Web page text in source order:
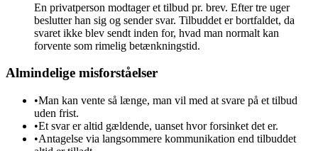
En privatperson modtager et tilbud pr. brev. Efter tre uger
beslutter han sig og sender svar. Tilbuddet er bortfaldet, da
svaret ikke blev sendt inden for, hvad man normalt kan
forvente som rimelig betænkningstid.
Almindelige misforståelser
•Man kan vente så længe, man vil med at svare på et tilbud
uden frist.
•Et svar er altid gældende, uanset hvor forsinket det er.
•Antagelse via langsommere kommunikation end tilbuddet